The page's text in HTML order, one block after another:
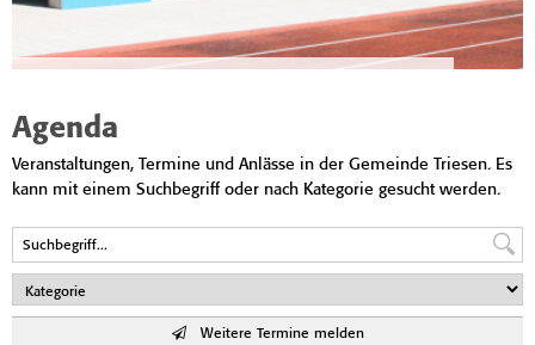
Agenda
Veranstaltungen, Termine und Anlässe in der Gemeinde Triesen. Es
kann mit einem Suchbegriff oder nach Kategorie gesucht werden.
Weitere Termine melden